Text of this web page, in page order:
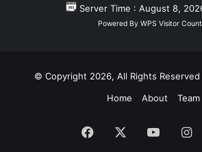
Server Time : August 8,
Powered By WPS Visitor
© Copyright 2026, All Rights
Home
About Team
Facebook YouTube